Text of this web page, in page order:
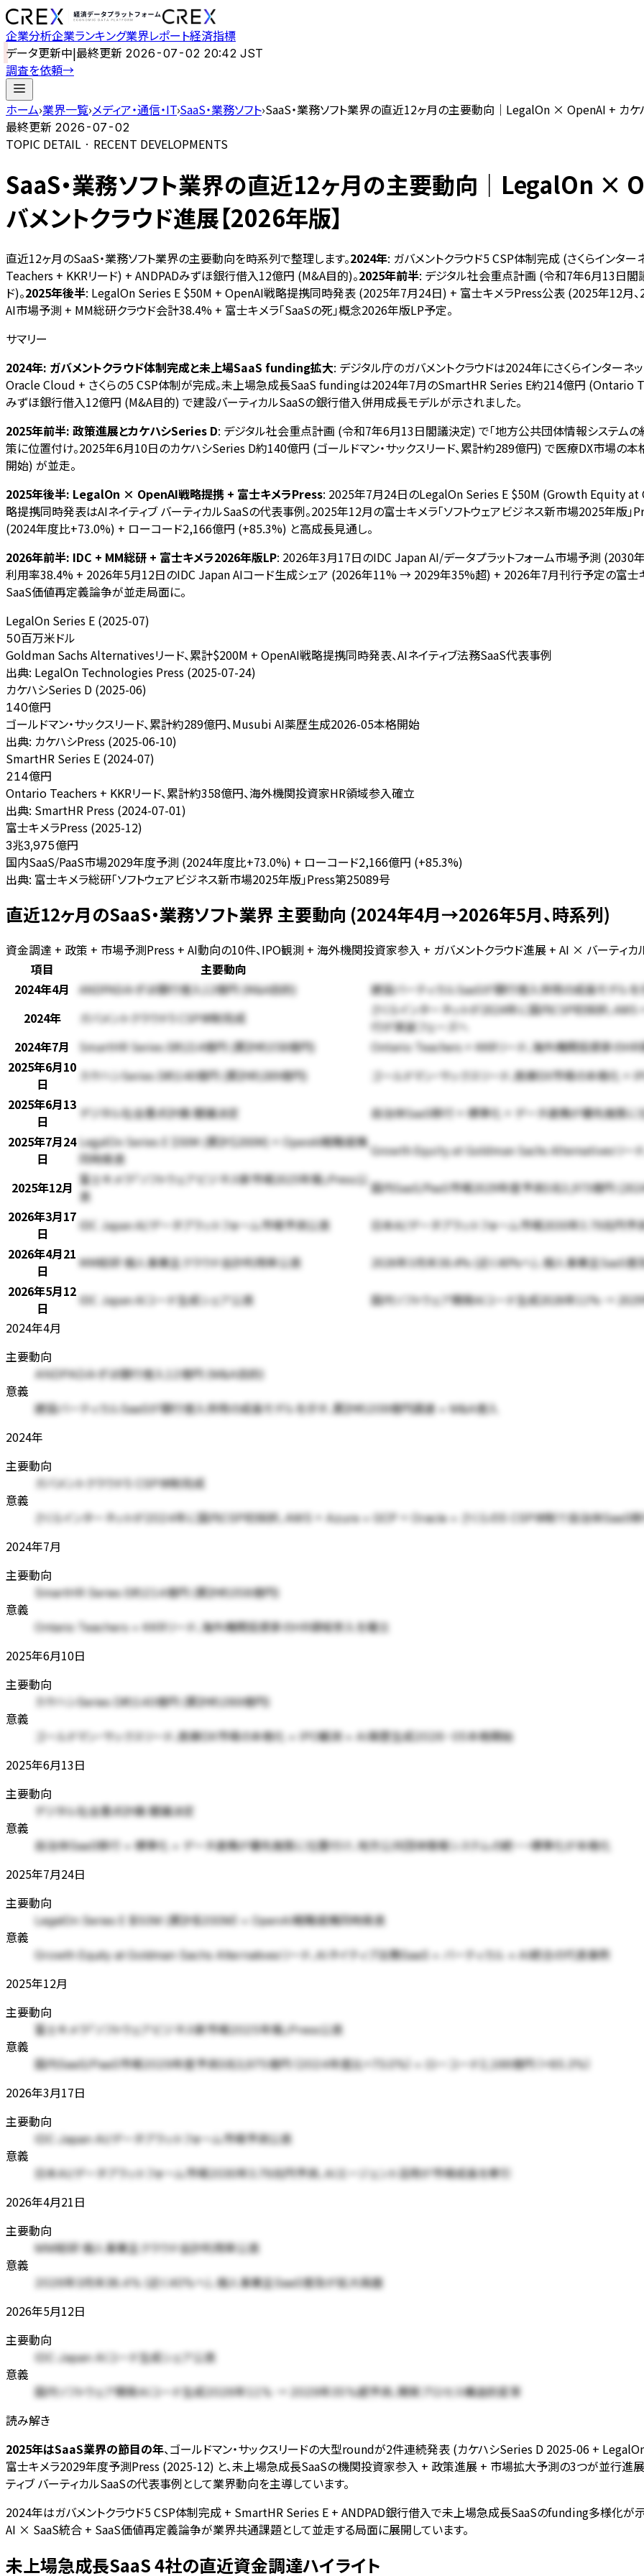
企業分析企業ランキング業界レポート経済指標
データ更新中|最終更新 2026-07-02 20:42 JST
調査を依頼→
ホーム›業界一覧›メディア・通信・IT›SaaS・業務ソフト›SaaS・業務ソフト業界の直近12ヶ月の主要動向｜LegalOn × OpenAI + カケ
最終更新 2026-07-02
TOPIC DETAIL · RECENT DEVELOPMENTS
SaaS・業務ソフト業界の直近12ヶ月の主要動向｜LegalOn ×
バメントクラウド進展【2026年版】
直近12ヶ月のSaaS・業務ソフト業界の主要動向を時系列で整理します。2024年: ガバメントクラウド5 CSP体制完成 (さくらイン
Teachers + KKRリード) + ANDPADみずほ銀行借入12億円 (M&A目的)。2025年前半: デジタル社会重点計画 (令和7年6月13日閣
ド)。2025年後半: LegalOn Series E $50M + OpenAI戦略提携同時発表 (2025年7月24日) + 富士キメラPress公表 (2025年12月
AI市場予測 + MM総研クラウド会計38.4% + 富士キメラ「SaaSの死」概念2026年版LP予定。
サマリー
2024年: ガバメントクラウド体制完成と未上場SaaS funding拡大: デジタル庁のガバメントクラウドは2024年にさくらインタ
Oracle Cloud + さくらの5 CSP体制が完成。未上場急成長SaaS fundingは2024年7月のSmartHR Series E約214億円 (Ontario
みずほ銀行借入12億円 (M&A目的) で建設バーティカルSaaSの銀行借入併用成長モデルが示されました。
2025年前半: 政策進展とカケハシSeries D: デジタル社会重点計画 (令和7年6月13日閣議決定) で「地方公共団体情報システムの
策に位置付け。2025年6月10日のカケハシSeries D約140億円 (ゴールドマン・サックスリード、累計約289億円) で医療DX市場
開始) が並走。
2025年後半: LegalOn × OpenAI戦略提携 + 富士キメラPress: 2025年7月24日のLegalOn Series E $50M (Growth Equity at
略提携同時発表はAIネイティブ バーティカルSaaSの代表事例。2025年12月の富士キメラ「ソフトウェアビジネス新市場2025年
(2024年度比+73.0%) + ローコード2,166億円 (+85.3%) と高成長見通し。
2026年前半: IDC + MM総研 + 富士キメラ2026年版LP: 2026年3月17日のIDC Japan AI/データプラットフォーム市場予測
利用率38.4% + 2026年5月12日のIDC Japan AIコード生成シェア (2026年11% → 2029年35%超) + 2026年7月刊行予定の富士
SaaS価値再定義論争が並走局面に。
LegalOn Series E (2025-07)
50百万米ドル
Goldman Sachs Alternativesリード、累計$200M + OpenAI戦略提携同時発表、AIネイティブ法務SaaS代表事例
出典: LegalOn Technologies Press (2025-07-24)
カケハシSeries D (2025-06)
140億円
ゴールドマン・サックスリード、累計約289億円、Musubi AI薬歴生成2026-05本格開始
出典: カケハシPress (2025-06-10)
SmartHR Series E (2024-07)
214億円
Ontario Teachers + KKRリード、累計約358億円、海外機関投資家HR領域参入確立
出典: SmartHR Press (2024-07-01)
富士キメラPress (2025-12)
3兆3,975億円
国内SaaS/PaaS市場2029年度予測 (2024年度比+73.0%) + ローコード2,166億円 (+85.3%)
出典: 富士キメラ総研「ソフトウェアビジネス新市場2025年版」Press第25089号
直近12ヶ月のSaaS・業務ソフト業界 主要動向 (2024年4月→2026年5月、時系列)
資金調達 + 政策 + 市場予測Press + AI動向の10件、IPO観測 + 海外機関投資家参入 + ガバメントクラウド進展 + AI × バーティカ
項目
主要動向
2024年4月
ANDPADみずほ銀行借入12億円 (M&A目的)
建設バーティカルSaaSが銀行借入併用の成長モデル
2024年
ガバメントクラウド5 CSP体制完成
さくらインターネットが2024年に国内CSP初採択、
行が実装フェーズへ
2024年7月
SmartHR Series E約214億円 (累計約358億円)
Ontario Teachers + KKRリード、海外機関投資家の
2025年6月10
日
カケハシSeries D約140億円 (累計約289億円)
ゴールドマン・サックスリード、医療DX市場の本格化
2025年6月13
日
デジタル社会重点計画 閣議決定
自治体SaaS移行 + 標準化 + データ連携が優先施策に
2025年7月24
日
LegalOn Series E $50M (累計$200M) + OpenAI戦略提携
同時発表
Growth Equity at Goldman Sachs Alternativesリード
2025年12月 富士キメラ「ソフトウェアビジネス新市場2025年版」Press公
表
国内SaaS/PaaS市場2029年度予測3兆3,975億円
2026年3月17
日
IDC Japan AI/データプラットフォーム市場予測公表
日本AI/データプラットフォーム市場2030年3.79兆円予
2026年4月21
日
MM総研 個人事業主クラウド会計利用率公表
2026年3月末38.4% (近く40%へ)、個人事業主SaaS普
2026年5月12
日
IDC Japan AIコード生成シェア公表
国内ソフトウェア開発AIコード生成2026年11% →
2024年4月
主要動向
ANDPADみずほ銀行借入12億円 (M&A目的)
意義
建設バーティカルSaaSが銀行借入併用の成長モデルを示す、累計約209億円調達 + M&A借入
2024年
主要動向
ガバメントクラウド5 CSP体制完成
意義
さくらインターネットが2024年に国内CSP初採択、AWS + Azure + GCP + Oracle + さくらの5 CSP体制で自治体SaaS移
2024年7月
主要動向
SmartHR Series E約214億円 (累計約358億円)
意義
Ontario Teachers + KKRリード、海外機関投資家のHR領域参入を確立
2025年6月10日
主要動向
カケハシSeries D約140億円 (累計約289億円)
意義
ゴールドマン・サックスリード、医療DX市場の本格化 + IPO観測 + AI薬歴生成2026-05本格開始
2025年6月13日
主要動向
デジタル社会重点計画 閣議決定
意義
自治体SaaS移行 + 標準化 + データ連携が優先施策に位置付け、地方公共団体情報システムの統一・標準化が本格化
2025年7月24日
主要動向
LegalOn Series E $50M (累計$200M) + OpenAI戦略提携同時発表
意義
Growth Equity at Goldman Sachs Alternativesリード、AIネイティブ法務SaaS + バーティカル × AI統合の代表事例
2025年12月
主要動向
富士キメラ「ソフトウェアビジネス新市場2025年版」Press公表
意義
国内SaaS/PaaS市場2029年度予測3兆3,975億円 (2024年度比+73.0%) + ローコード2,166億円 (+85.3%)
2026年3月17日
主要動向
IDC Japan AI/データプラットフォーム市場予測公表
意義
日本AI/データプラットフォーム市場2030年3.79兆円予測、AIエージェント活用が市場成長を牽引
2026年4月21日
主要動向
MM総研 個人事業主クラウド会計利用率公表
意義
2026年3月末38.4% (近く40%へ)、個人事業主SaaS普及が拡大局面
2026年5月12日
主要動向
IDC Japan AIコード生成シェア公表
意義
国内ソフトウェア開発AIコード生成2026年11% → 2029年35%超予測、開発プロセス構造的変革
読み解き
2025年はSaaS業界の節目の年、ゴールドマン・サックスリードの大型roundが2件連続発表 (カケハシSeries D 2025-06 +
富士キメラ2029年度予測Press (2025-12) と、未上場急成長SaaSの機関投資家参入 + 政策進展 + 市場拡大予測の3つが並行
ティブ バーティカルSaaSの代表事例として業界動向を主導しています。
2024年はガバメントクラウド5 CSP体制完成 + SmartHR Series E + ANDPAD銀行借入で未上場急成長SaaSのfunding多様化が
AI × SaaS統合 + SaaS価値再定義論争が業界共通課題として並走する局面に展開しています。
未上場急成長SaaS 4社の直近資金調達ハイライト